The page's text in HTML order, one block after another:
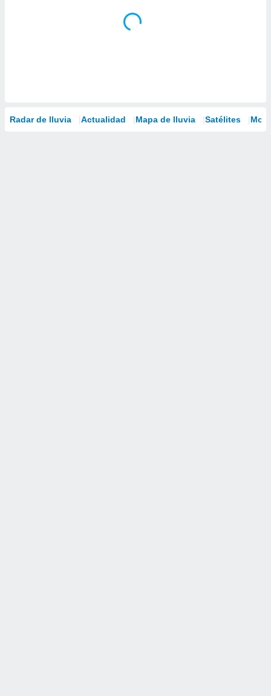
Radar de lluvia Actualidad Mapa de lluvia Satélites